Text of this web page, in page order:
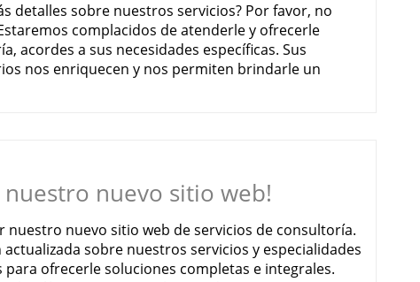
detalles sobre nuestros servicios? Por favor, no
complacidos de atenderle y ofrecerle
acordes a sus necesidades específicas. Sus
nos enriquecen y nos permiten brindarle un
nuestro nuevo sitio web!
nuestro nuevo sitio web de servicios de consultoría.
sobre nuestros servicios y especialidades
para ofrecerle soluciones completas e integrales.